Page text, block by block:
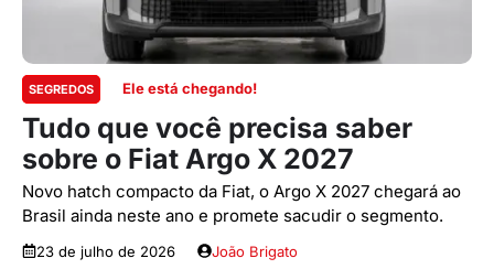
SEGREDOS Ele está chegando!
Tudo que você precisa saber
sobre o Fiat Argo X 2027
Novo hatch compacto da Fiat, o Argo X 2027 chegará ao
Brasil ainda neste ano e promete sacudir o segmento.
23 de julho de 2026 João Brigato